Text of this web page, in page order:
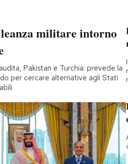
militare intorno
Pakistan e Turchia: prevede la
per cercare alternative agli Stati